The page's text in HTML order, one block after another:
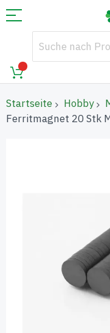
Startseite Hobby
Ferritmagnet 20 Stk